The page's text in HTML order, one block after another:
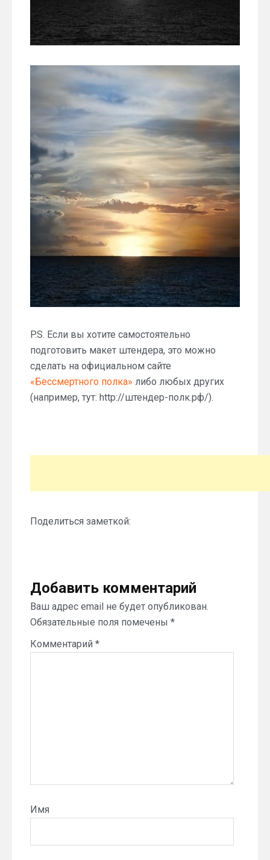
P.S. Если вы хотите самостоятельно
подготовить макет штендера, это можно
сделать на официальном сайте
«Бессмертного полка» либо любых других
(например, тут: http://штендер-полк.рф/).
Поделиться заметкой:
Добавить комментарий
Ваш адрес email не будет опубликован.
Обязательные поля помечены *
Комментарий *
Имя